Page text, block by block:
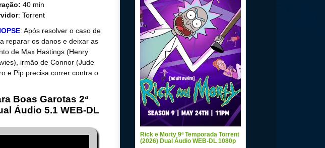
40 min
: Torrent
: Após resolver o caso de
reparar os danos e deixar as
de Max Hastings (Henry
irmão de Connor (Jude
e Pip precisa correr contra o
Boas Garotas 2ª
Áudio 5.1 WEB-DL
Rick e Morty 9ª Temporada Torrent
(2026) Dual Áudio WEB-DL 1080p